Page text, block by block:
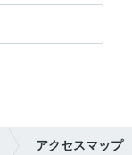
アクセスマップ